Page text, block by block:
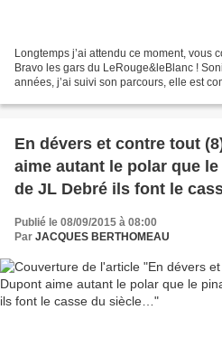
Longtemps j’ai attendu ce moment, vous
Bravo les gars du LeRouge&leBlanc !
années, j’ai suivi son parcours, elle est
En dévers et contre tout (8), Jacques
aime autant le polar que
de JL Debré ils font le
Publié le 08/09/2015 à 08:00
Par JACQUES BERTHOMEAU